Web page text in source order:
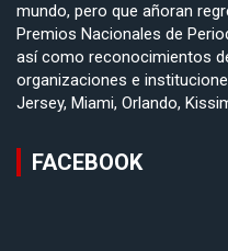
mundo, pero que añoran
Premios Nacionales de
así como reconocimientos
organizaciones e
Jersey, Miami, Orlando,
FACEBOOK